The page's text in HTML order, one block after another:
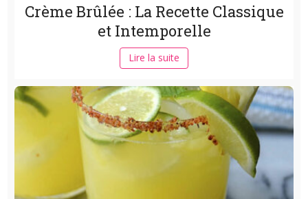
Crème Brûlée : La Recette Classique
et Intemporelle
Lire la suite